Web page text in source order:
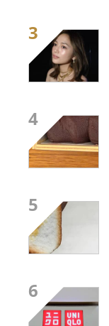
3
4
5
6